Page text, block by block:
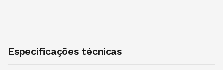
Especificações técnicas